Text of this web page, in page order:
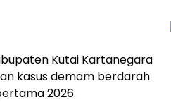
Kutai Kartanegara
kasus demam berdarah
2026.